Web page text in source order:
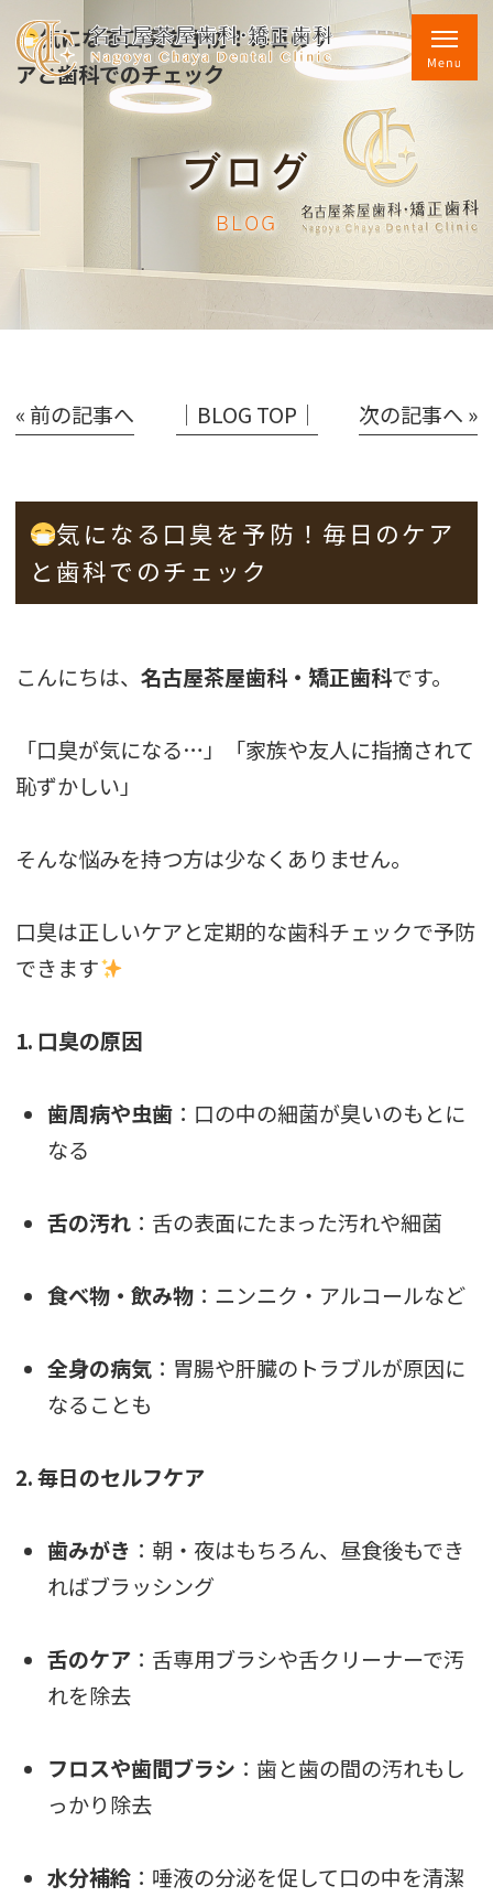
ブログ
BLOG
« 前の記事へ │BLOG TOP│ 次の記事へ »
気になる口臭を予防！毎日のケア
と歯科でのチェック
気になる口臭を予防！毎日のケ
アと歯科でのチェック
こんにちは、名古屋茶屋歯科・矯正歯科です。
「口臭が気になる…」「家族や友人に指摘されて
恥ずかしい」
そんな悩みを持つ方は少なくありません。
口臭は正しいケアと定期的な歯科チェックで予防
できます
1. 口臭の原因
歯周病や虫歯 ：口の中の細菌が臭いのもとに
なる
舌の汚れ ：舌の表面にたまった汚れや細菌
食べ物・飲み物 ：ニンニク・アルコールなど
全身の病気 ：胃腸や肝臓のトラブルが原因に
なることも
2. 毎日のセルフケア
歯みがき ：朝・夜はもちろん、昼食後もでき
ればブラッシング
舌のケア ：舌専用ブラシや舌クリーナーで汚
れを除去
フロスや歯間ブラシ ：歯と歯の間の汚れもし
っかり除去
水分補給 ：唾液の分泌を促して口の中を清潔